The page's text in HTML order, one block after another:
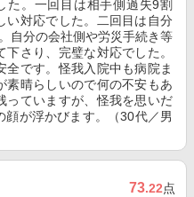
た。一回目は相手側過失9割
い対応でした。二回目は自分
自分の会社側や労災手続き等
さり、完璧な対応でした。
です。怪我入院中も病院ま
素晴らしいので何の不安もあ
っていますが、怪我を思いだ
が浮かびます。（30代／男
73.22点